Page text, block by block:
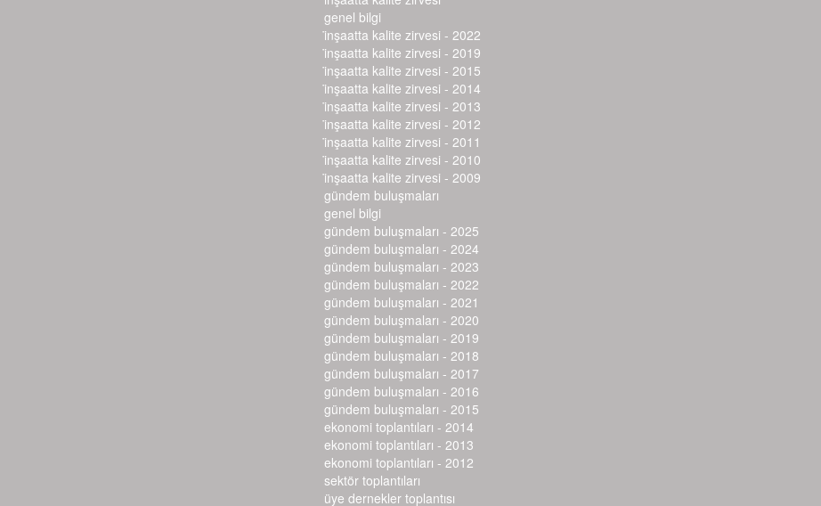
genel bilgi
i̇nşaatta kalite zirvesi - 2022
i̇nşaatta kalite zirvesi - 2019
i̇nşaatta kalite zirvesi - 2015
i̇nşaatta kalite zirvesi - 2014
i̇nşaatta kalite zirvesi - 2013
i̇nşaatta kalite zirvesi - 2012
i̇nşaatta kalite zirvesi - 2011
i̇nşaatta kalite zirvesi - 2010
i̇nşaatta kalite zirvesi - 2009
gündem buluşmaları
genel bilgi
gündem buluşmaları - 2025
gündem buluşmaları - 2024
gündem buluşmaları - 2023
gündem buluşmaları - 2022
gündem buluşmaları - 2021
gündem buluşmaları - 2020
gündem buluşmaları - 2019
gündem buluşmaları - 2018
gündem buluşmaları - 2017
gündem buluşmaları - 2016
gündem buluşmaları - 2015
ekonomi toplantıları - 2014
ekonomi toplantıları - 2013
ekonomi toplantıları - 2012
sektör toplantıları
üye dernekler toplantısı